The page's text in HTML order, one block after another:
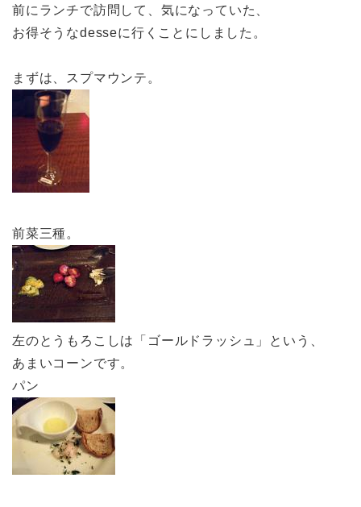
前にランチで訪問して、気になっていた、
お得そうなdesseに行くことにしました。
まずは、スプマウンテ。
前菜三種。
左のとうもろこしは「ゴールドラッシュ」という、
あまいコーンです。
パン